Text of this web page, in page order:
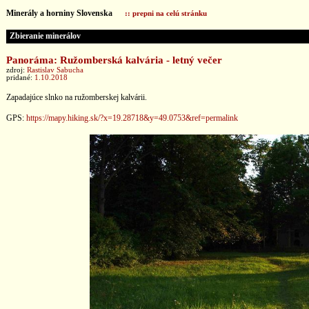
Minerály a horniny Slovenska :: prepni na celú stránku
Zbieranie minerálov
Panoráma: Ružomberská kalvária - letný večer
zdroj: Rastislav Sabucha
pridané: 1.10.2018
Zapadajúce slnko na ružomberskej kalvárii.
GPS: https://mapy.hiking.sk/?x=19.28718&y=49.0753&ref=permalink